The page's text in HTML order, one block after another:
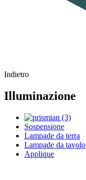
Indietro
Illuminazione
Sospensione
Lampade da terra
Lampade da tavolo
Applique